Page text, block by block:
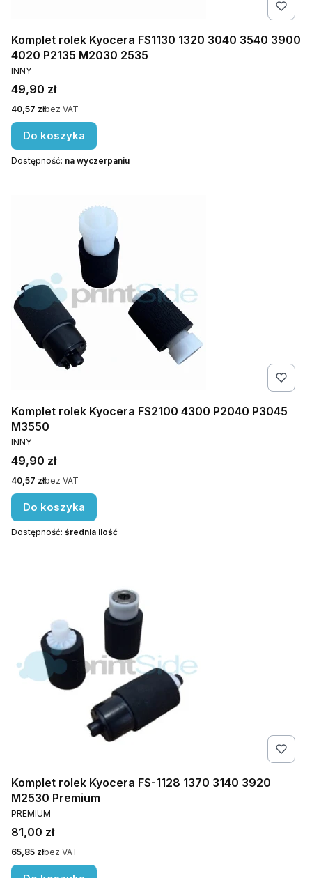
Komplet rolek Kyocera FS1130 1320 3040 3540 3900
4020 P2135 M2030 2535
PRODUCENT
INNY
Cena
49,90 zł
Cena
40,57 złbez VAT
Do koszyka
Dostępność: na wyczerpaniu
Komplet rolek Kyocera FS2100 4300 P2040 P3045
M3550
PRODUCENT
INNY
Cena
49,90 zł
Cena
40,57 złbez VAT
Do koszyka
Dostępność: średnia ilość
Komplet rolek Kyocera FS-1128 1370 3140 3920
M2530 Premium
PRODUCENT
PREMIUM
Cena
81,00 zł
Cena
65,85 złbez VAT